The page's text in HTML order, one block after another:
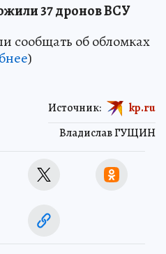
37 дронов ВСУ
сообщать об обломках
)
Владислав ГУЩИН
Источник: kp.ru